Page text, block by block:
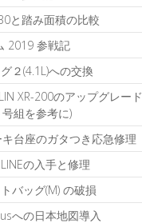
と踏み面積の比較
2019 参戦記
２(4.1L)への交換
XR-200のアップグレード
組を参考に)
台座のガタつき応急修理
の入手と修理
バッグ(M) の破損
への日本地図導入